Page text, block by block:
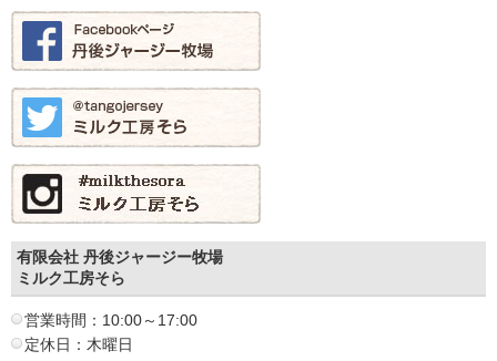
有限会社 丹後ジャージー牧場
ミルク工房そら
営業時間：10:00～17:00
定休日：木曜日